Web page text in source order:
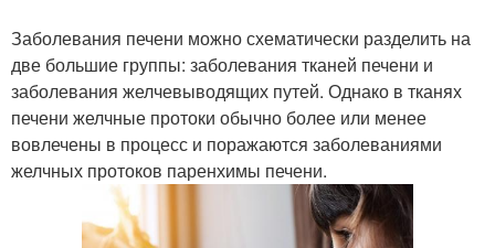
Заболевания печени можно схематически разделить на
две большие группы: заболевания тканей печени и
заболевания желчевыводящих путей. Однако в тканях
печени желчные протоки обычно более или менее
вовлечены в процесс и поражаются заболеваниями
желчных протоков паренхимы печени.